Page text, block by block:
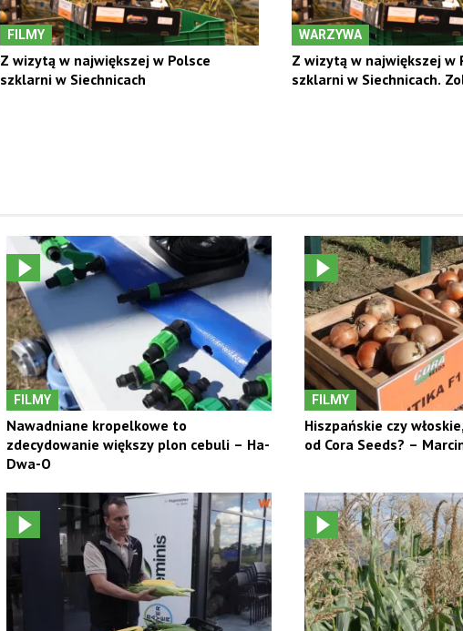
FILMY
Z wizytą w największej w Polsce
szklarni w Siechnicach
WARZYWA
Z wizytą w największej w
szklarni w Siechnicach.
FILMY
Nawadniane kropelkowe to
zdecydowanie większy plon cebuli – Ha-
Dwa-O
FILMY
Hiszpańskie czy
od Cora Seeds? –